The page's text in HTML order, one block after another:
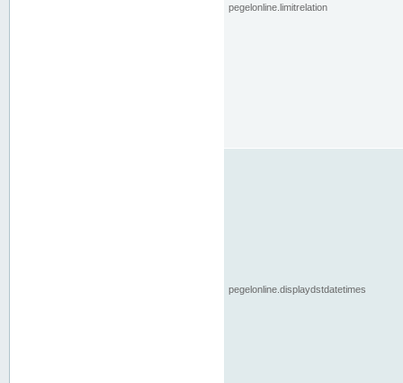
pegelonline.limitrelation
pegelonline.displaydstdatetimes